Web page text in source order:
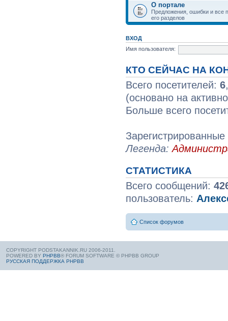
О портале
Предложения, ошибки и все
его разделов
ВХОД
Имя пользователя:
КТО СЕЙЧАС НА
Всего посетителей: 6
(основано на
Больше всего
Легенда:
СТАТИСТИКА
Всего сообщений:
пользователь:
Список форумов
COPYRIGHT PODSTAKANNIK.RU 2006-2011.
POWERED BY PHPBB® FORUM SOFTWARE © PHPBB GROUP
РУССКАЯ ПОДДЕРЖКА PHPBB